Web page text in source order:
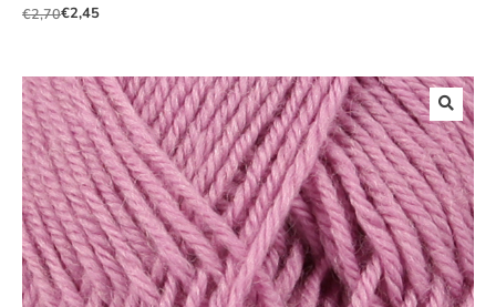
€2,70
Algne
€2,70.
€2,45
Praegune
€2,45.